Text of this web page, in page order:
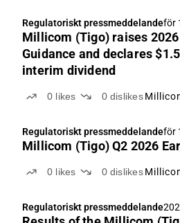
Regulatoriskt pressmeddelandeför
Millicom (Tigo) raises 2026
Guidance and declares
interim dividend
0 likes 0 dislikes
Regulatoriskt pressmeddelandeför
Millicom (Tigo) Q2 2026
0 likes 0 dislikes
Regulatoriskt pressmeddelande